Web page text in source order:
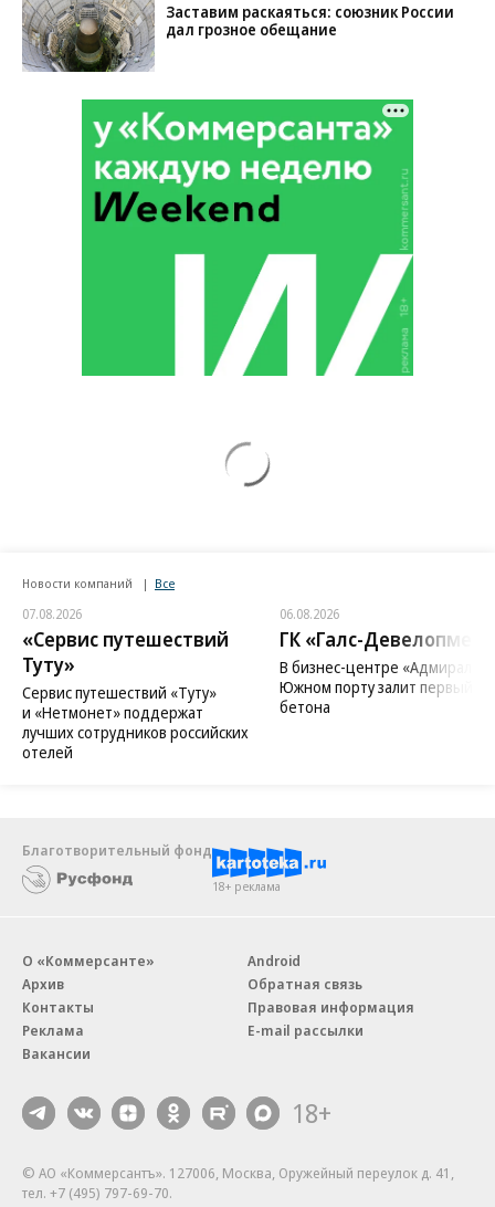
Заставим раскаяться: союзник России
дал грозное обещание
Новости компаний Все
07.08.2026
«Сервис путешествий
Туту»
Сервис путешествий «Туту»
и «Нетмонет» поддержат
лучших сотрудников российских
отелей
06.08.2026
ГК «Галс-
В бизнес-центре «Адмирал» в
Южном порту залит первый
бетона
Благотворительный фонд
18+ реклама
О «Коммерсанте»
Архив
Контакты
Реклама
Вакансии
Android
Обратная связь
Правовая информация
E-mail рассылки
18+
© АО «Коммерсантъ». 127006, Москва, Оружейный переулок д. 41,
тел. +7 (495) 797-69-70.